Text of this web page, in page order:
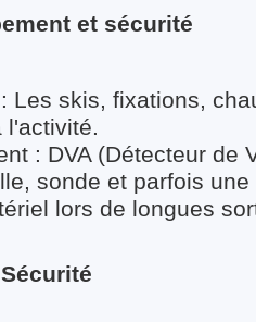
et sécurité
Les skis, fixations,
l'activité.
: DVA (Détecteur de
sonde et parfois
lors de longues